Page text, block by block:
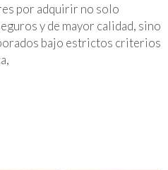
por adquirir no solo
y de mayor calidad, sino
bajo estrictos criterios